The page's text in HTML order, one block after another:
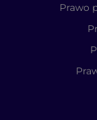
Prawo